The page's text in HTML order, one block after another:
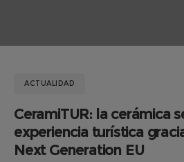
ACTUALIDAD
CeramiTUR: la cerámica
experiencia turística
Next Generation EU